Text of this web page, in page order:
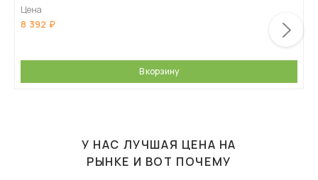
Цена
8 392
В корзину
У НАС ЛУЧШАЯ ЦЕНА НА
РЫНКЕ И ВОТ ПОЧЕМУ